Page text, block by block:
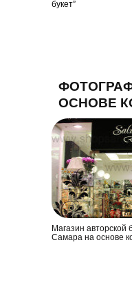
букет”
ОСНОВЕ
Магазин авторской
Самара на основе